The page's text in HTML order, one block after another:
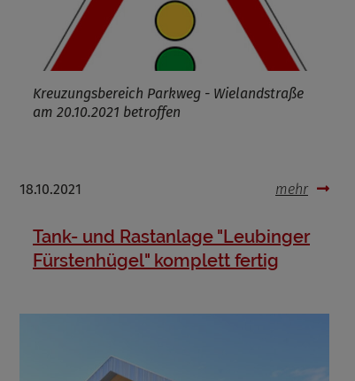
Kreuzungsbereich Parkweg - Wielandstraße
am 20.10.2021 betroffen
18.10.2021 mehr
Tank- und Rastanlage "Leubinger
Fürstenhügel" komplett fertig